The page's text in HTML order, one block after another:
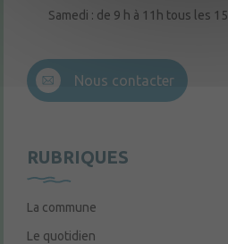
Samedi : de 9 h à 11h tous les
Nous contacter
RUBRIQUES
La commune
Le quotidien